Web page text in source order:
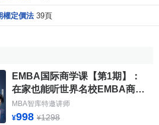
權定價法 39頁
EMBA国际商学课【第1期】：
在家也能听世界名校EMBA商学
课
MBA智库特邀讲师
¥998 ¥1298